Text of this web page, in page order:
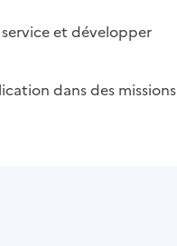
et développer
dans des missions